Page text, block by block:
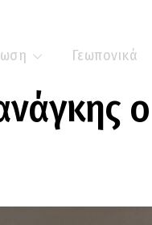
Γεωπονικά
ο